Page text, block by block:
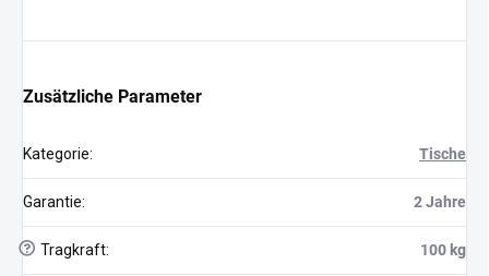
Zusätzliche Parameter
Kategorie: Tische
Garantie: 2 Jahre
? Tragkraft: 100 kg